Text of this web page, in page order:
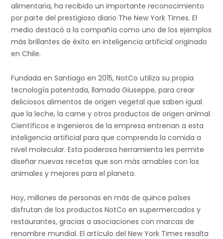
alimentaria, ha recibido un importante reconocimiento
por parte del prestigioso diario The New York Times. El
medio destacó a la compañía como uno de los ejemplos
más brillantes de éxito en inteligencia artificial originado
en Chile.
Fundada en Santiago en 2015, NotCo utiliza su propia
tecnología patentada, llamada Giuseppe, para crear
deliciosos alimentos de origen vegetal que saben igual
que la leche, la carne y otros productos de origen animal.
Científicos e ingenieros de la empresa entrenan a esta
inteligencia artificial para que comprenda la comida a
nivel molecular. Esta poderosa herramienta les permite
diseñar nuevas recetas que son más amables con los
animales y mejores para el planeta.
Hoy, millones de personas en más de quince países
disfrutan de los productos NotCo en supermercados y
restaurantes, gracias a asociaciones con marcas de
renombre mundial. El artículo del New York Times resalta